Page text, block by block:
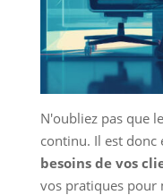
N'oubliez pas que
continu. Il est donc
besoins de vos
vos pratiques pour